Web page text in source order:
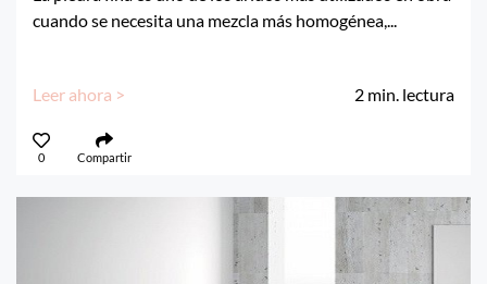
cuando se necesita una mezcla más homogénea,...
Leer ahora > 2 min. lectura
0 Compartir